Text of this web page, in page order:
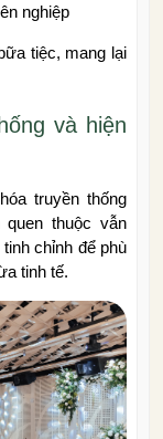
nghiệp
tiệc, mang lại
và hiện
truyền thống
thuộc vẫn
chỉnh để phù
tinh tế.